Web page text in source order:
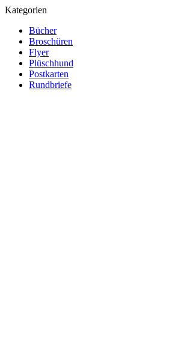
Kategorien
Bücher
Broschüren
Flyer
Plüschhund
Postkarten
Rundbriefe